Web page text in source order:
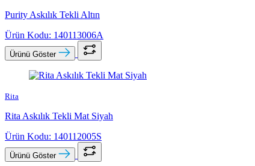
Purity Askılık Tekli Altın
Ürün Kodu: 140113006A
Ürünü Göster
Rita
Rita Askılık Tekli Mat Siyah
Ürün Kodu: 140112005S
Ürünü Göster